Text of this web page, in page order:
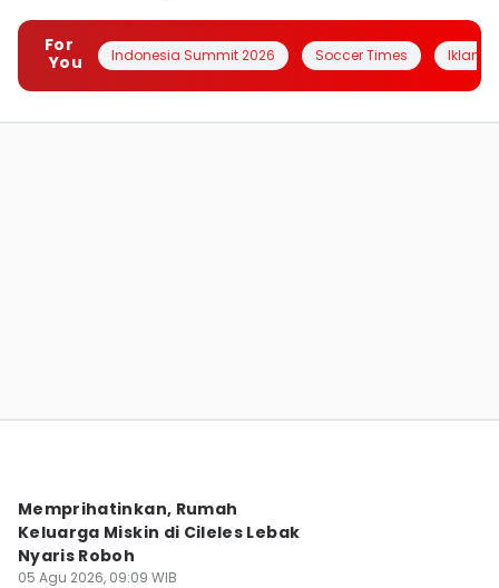
For
You
Indonesia Summit 2026 Soccer Times Iklanin
05 Agu 2026, 08:22 WIB
Memprihatinkan, Rumah
Keluarga Miskin di Cileles Lebak
Nyaris Roboh
05 Agu 2026, 09:09 WIB